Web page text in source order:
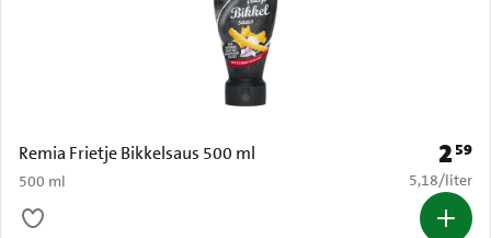
Remia Frietje Bikkelsaus 500 ml
500 ml
Prijs:
259
€ 5,18 per
5,18/liter